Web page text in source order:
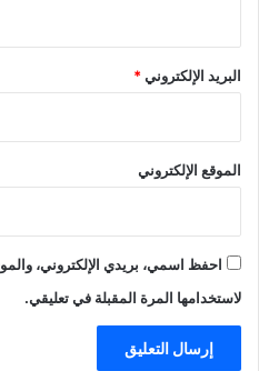
البريد الإلكتروني*
الموقع الإلكتروني
احفظ اسمي، بريدي الإلكتروني،
لاستخدامها المرة المقبلة في تعليقي.